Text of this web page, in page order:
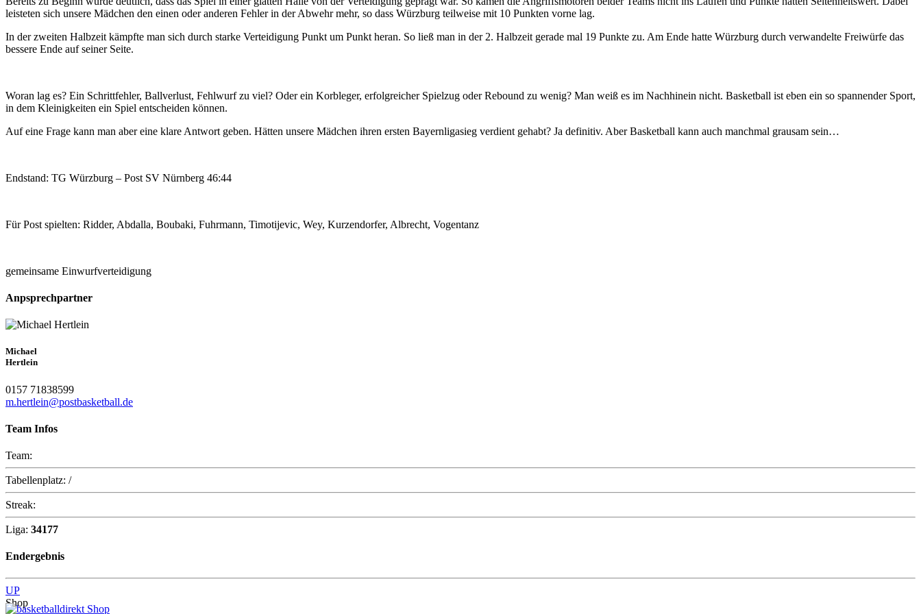
leisteten sich unsere Mädchen den einen oder anderen Fehler in der Abwehr mehr, so dass Würzburg teilweise mit 10 Punkten vorne lag.
In der zweiten Halbzeit kämpfte man sich durch starke Verteidigung Punkt um Punkt heran. So ließ man in der 2. Halbzeit gerade mal 19 Punkte zu. Am Ende hatte Würzburg durch verwandelte Freiwürfe das
bessere Ende auf seiner Seite.
Woran lag es? Ein Schrittfehler, Ballverlust, Fehlwurf zu viel? Oder ein Korbleger, erfolgreicher Spielzug oder Rebound zu wenig? Man weiß es im Nachhinein nicht. Basketball ist eben ein so spannender Sport,
in dem Kleinigkeiten ein Spiel entscheiden können.
Auf eine Frage kann man aber eine klare Antwort geben. Hätten unsere Mädchen ihren ersten Bayernligasieg verdient gehabt? Ja definitiv. Aber Basketball kann auch manchmal grausam sein…
Endstand: TG Würzburg – Post SV Nürnberg 46:44
Für Post spielten: Ridder, Abdalla, Boubaki, Fuhrmann, Timotijevic, Wey, Kurzendorfer, Albrecht, Vogentanz
gemeinsame Einwurfverteidigung
Anpsprechpartner
Michael
Hertlein
0157 71838599
m.hertlein@postbasketball.de
Team Infos
Team:
Tabellenplatz: /
Streak:
Liga: 34177
Endergebnis
UP
Shop